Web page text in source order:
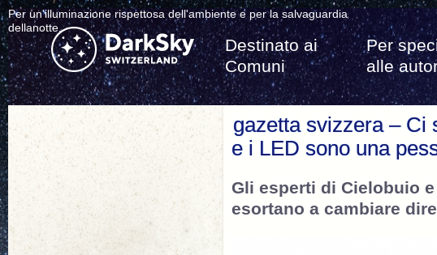
Per un'illuminazione rispettosa dell'ambiente e per la salvaguardia
dellanotte.
Destinato ai
Comuni
Per
alle
gazetta svizzera – Ci
e i LED sono una
Gli esperti di Cielobuio
esortano a cambiare